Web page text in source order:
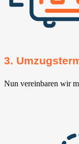
3.
Nun vereinbaren wir